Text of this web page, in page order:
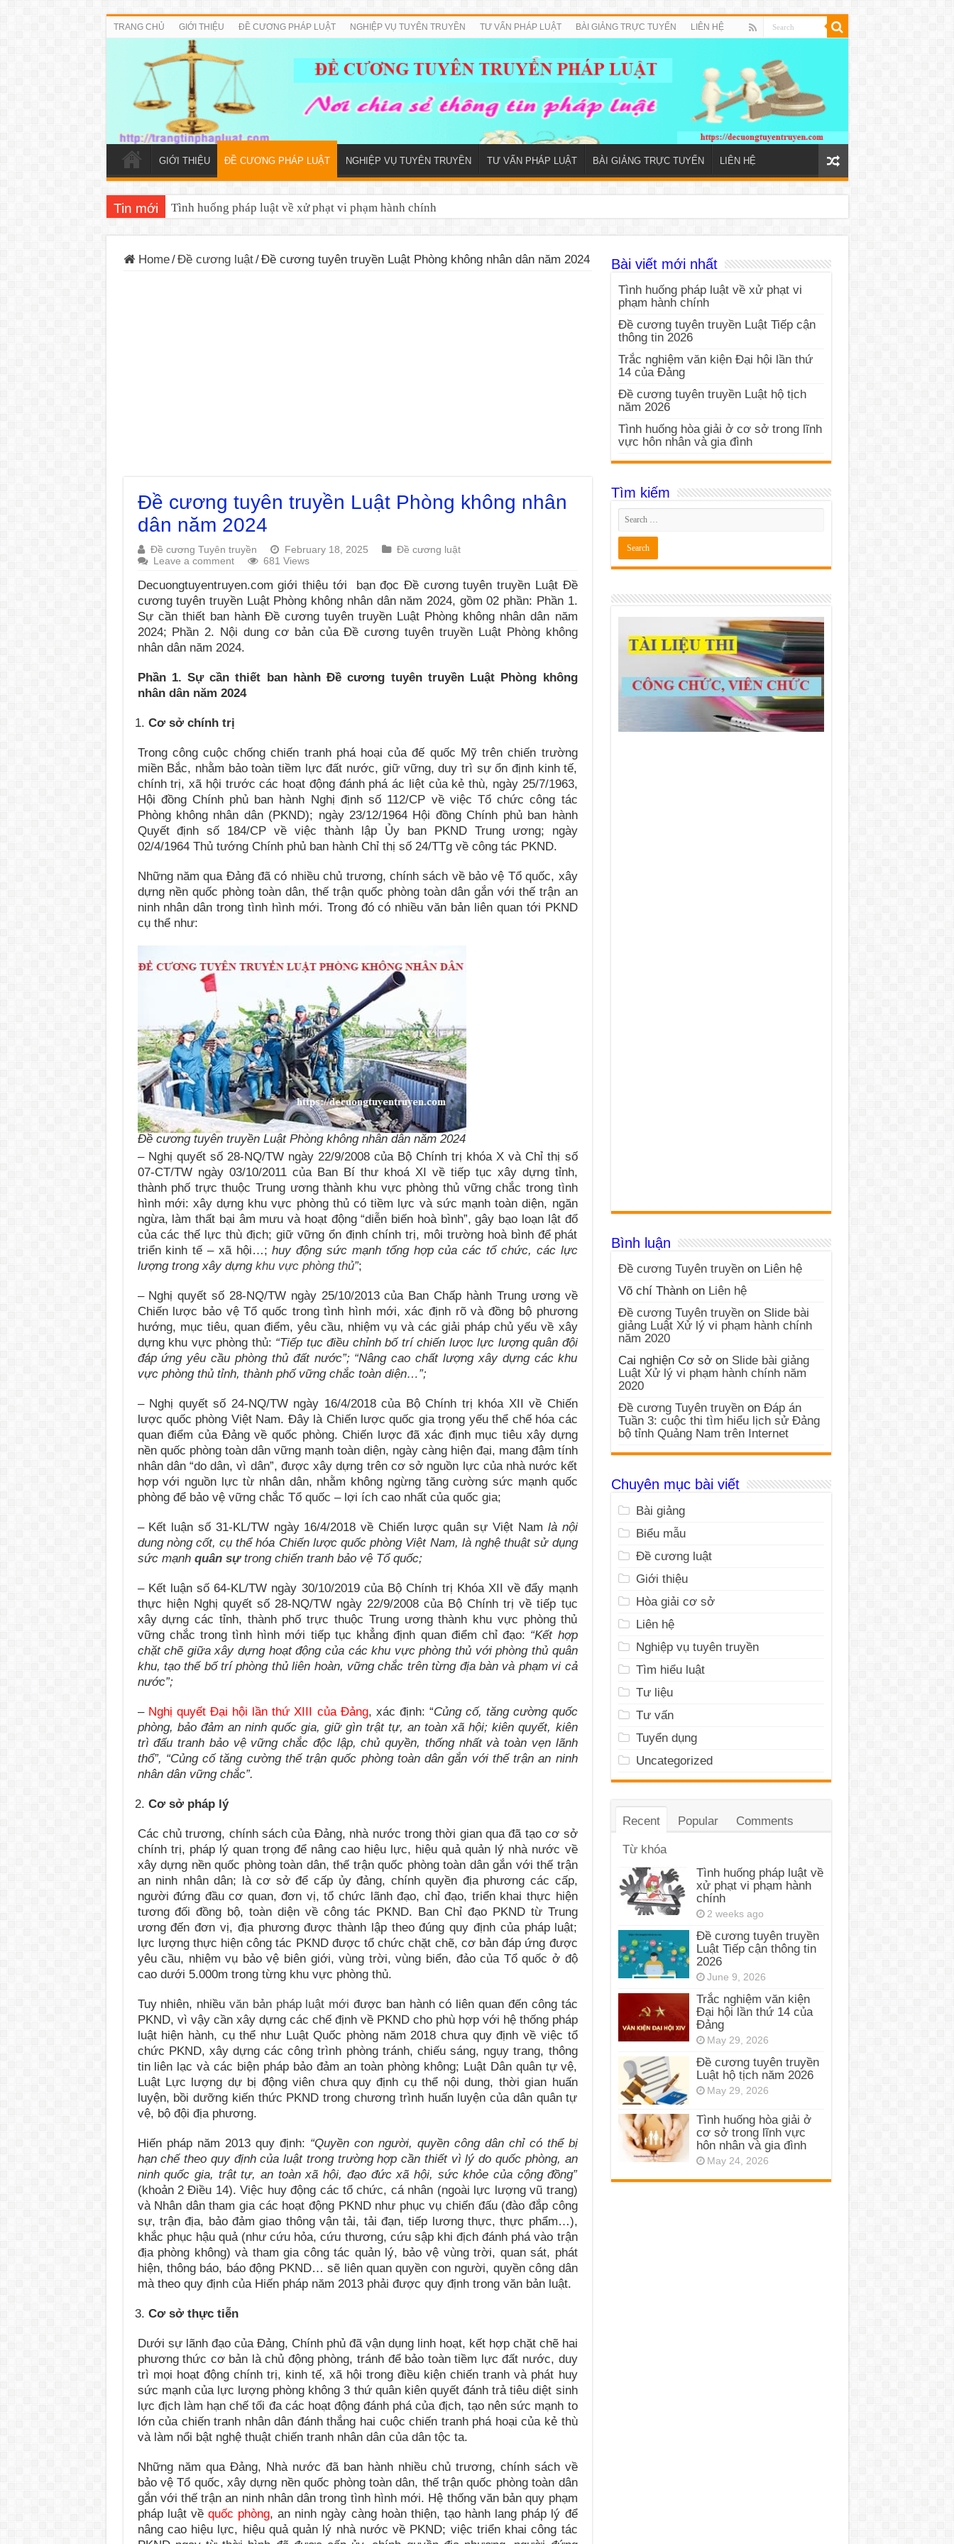
TRANG CHỦ GIỚI THIỆU ĐỀ CƯƠNG PHÁP LUẬT NGHIỆP VỤ TUYÊN TRUYỀN TƯ VẤN PHÁP LUẬT BÀI GIẢNG TRỰC TUYẾN LIÊN HỆ
GIỚI THIỆU ĐỀ CƯƠNG PHÁP LUẬT NGHIỆP VỤ TUYÊN TRUYỀN TƯ VẤN PHÁP LUẬT BÀI GIẢNG TRỰC TUYẾN LIÊN HỆ
Tin mới Tình huống pháp luật về xử phạt vi phạm hành chính
Home/Đề cương luật/Đề cương tuyên truyền Luật Phòng không nhân dân năm 2024
Đề cương tuyên truyền Luật Phòng không nhân
dân năm 2024
Đề cương Tuyên truyền February 18, 2025
Đề cương luật
Leave a comment
681 Views
Decuongtuyentruyen.com giới thiệu tới bạn đọc Đề cương tuyên truyền Luật Đề
cương tuyên truyền Luật Phòng không nhân dân năm 2024, gồm 02 phần: Phần 1.
Sự cần thiết ban hành Đề cương tuyên truyền Luật Phòng không nhân dân năm
2024; Phần 2. Nội dung cơ bản của Đề cương tuyên truyền Luật Phòng không
nhân dân năm 2024.
Phần 1. Sự cần thiết ban hành Đề cương tuyên truyền Luật Phòng không
nhân dân năm 2024
Cơ sở chính trị
Trong công cuộc chống chiến tranh phá hoại của đế quốc Mỹ trên chiến trường
miền Bắc, nhằm bảo toàn tiềm lực đất nước, giữ vững, duy trì sự ổn định kinh tế,
chính trị, xã hội trước các hoạt động đánh phá ác liệt của kẻ thù, ngày 25/7/1963,
Hội đồng Chính phủ ban hành Nghị định số 112/CP về việc Tổ chức công tác
Phòng không nhân dân (PKND); ngày 23/12/1964 Hội đồng Chính phủ ban hành
Quyết định số 184/CP về việc thành lập Ủy ban PKND Trung ương; ngày
02/4/1964 Thủ tướng Chính phủ ban hành Chỉ thị số 24/TTg về công tác PKND.
Những năm qua Đảng đã có nhiều chủ trương, chính sách về bảo vệ Tổ quốc, xây
dựng nền quốc phòng toàn dân, thế trận quốc phòng toàn dân gắn với thế trận an
ninh nhân dân trong tình hình mới. Trong đó có nhiều văn bản liên quan tới PKND
cụ thể như:
Đề cương tuyên truyền Luật Phòng không nhân dân năm 2024
– Nghị quyết số 28-NQ/TW ngày 22/9/2008 của Bộ Chính trị khóa X và Chỉ thị số
07-CT/TW ngày 03/10/2011 của Ban Bí thư khoá XI về tiếp tục xây dựng tỉnh,
thành phố trực thuộc Trung ương thành khu vực phòng thủ vững chắc trong tình
hình mới: xây dựng khu vực phòng thủ có tiềm lực và sức mạnh toàn diện, ngăn
ngừa, làm thất bại âm mưu và hoạt động “diễn biến hoà bình”, gây bạo loạn lật đổ
của các thế lực thù địch; giữ vững ổn định chính trị, môi trường hoà bình để phát
triển kinh tế – xã hội…;huy động sức mạnh tổng hợp của các tổ chức, các lực
lượng trong xây dựng khu vực phòng thủ”;
– Nghị quyết số 28-NQ/TW ngày 25/10/2013 của Ban Chấp hành Trung ương về
Chiến lược bảo vệ Tổ quốc trong tình hình mới, xác định rõ và đồng bộ phương
hướng, mục tiêu, quan điểm, yêu cầu, nhiệm vụ và các giải pháp chủ yếu về xây
dựng khu vực phòng thủ: “Tiếp tục điều chỉnh bố trí chiến lược lực lượng quân đội
đáp ứng yêu cầu phòng thủ đất nước”; “Nâng cao chất lượng xây dựng các khu
vực phòng thủ tỉnh, thành phố vững chắc toàn diện…”;
– Nghị quyết số 24-NQ/TW ngày 16/4/2018 của Bộ Chính trị khóa XII về Chiến
lược quốc phòng Việt Nam. Đây là Chiến lược quốc gia trọng yếu thể chế hóa các
quan điểm của Đảng về quốc phòng. Chiến lược đã xác định mục tiêu xây dựng
nền quốc phòng toàn dân vững mạnh toàn diện, ngày càng hiện đại, mang đậm tính
nhân dân “do dân, vì dân”, được xây dựng trên cơ sở nguồn lực của nhà nước kết
hợp với nguồn lực từ nhân dân, nhằm không ngừng tăng cường sức mạnh quốc
phòng để bảo vệ vững chắc Tổ quốc – lợi ích cao nhất của quốc gia;
– Kết luận số 31-KL/TW ngày 16/4/2018 về Chiến lược quân sự Việt Nam là nội
dung nòng cốt, cụ thể hóa Chiến lược quốc phòng Việt Nam, là nghệ thuật sử dụng
sức mạnh quân sựtrong chiến tranh bảo vệ Tổ quốc;
– Kết luận số 64-KL/TW ngày 30/10/2019 của Bộ Chính trị Khóa XII về đẩy mạnh
thực hiện Nghị quyết số 28-NQ/TW ngày 22/9/2008 của Bộ Chính trị về tiếp tục
xây dựng các tỉnh, thành phố trực thuộc Trung ương thành khu vực phòng thủ
vững chắc trong tình hình mới tiếp tục khẳng định quan điểm chỉ đạo: “Kết hợp
chặt chẽ giữa xây dựng hoạt động của các khu vực phòng thủ với phòng thủ quân
khu, tạo thế bố trí phòng thủ liên hoàn, vững chắc trên từng địa bàn và phạm vi cả
nước”;
– Nghị quyết Đại hội lần thứ XIII của Đảng, xác định: “Củng cố, tăng cường quốc
phòng, bảo đảm an ninh quốc gia, giữ gìn trật tự, an toàn xã hội; kiên quyết, kiên
trì đấu tranh bảo vệ vững chắc độc lập, chủ quyền, thống nhất và toàn vẹn lãnh
thổ”, “Củng cố tăng cường thế trận quốc phòng toàn dân gắn với thế trận an ninh
nhân dân vững chắc”.
Cơ sở pháp lý
Các chủ trương, chính sách của Đảng, nhà nước trong thời gian qua đã tạo cơ sở
chính trị, pháp lý quan trọng để nâng cao hiệu lực, hiệu quả quản lý nhà nước về
xây dựng nền quốc phòng toàn dân, thế trận quốc phòng toàn dân gắn với thế trận
an ninh nhân dân; là cơ sở để cấp ủy đảng, chính quyền địa phương các cấp,
người đứng đầu cơ quan, đơn vị, tổ chức lãnh đạo, chỉ đạo, triển khai thực hiện
tương đối đồng bộ, toàn diện về công tác PKND. Ban Chỉ đạo PKND từ Trung
ương đến đơn vị, địa phương được thành lập theo đúng quy định của pháp luật;
lực lượng thực hiện công tác PKND được tổ chức chặt chẽ, cơ bản đáp ứng được
yêu cầu, nhiệm vụ bảo vệ biên giới, vùng trời, vùng biển, đảo của Tổ quốc ở độ
cao dưới 5.000m trong từng khu vực phòng thủ.
Tuy nhiên, nhiều văn bản pháp luật mới được ban hành có liên quan đến công tác
PKND, vì vậy cần xây dựng các chế định về PKND cho phù hợp với hệ thống pháp
luật hiện hành, cụ thể như Luật Quốc phòng năm 2018 chưa quy định về việc tổ
chức PKND, xây dựng các công trình phòng tránh, chiếu sáng, ngụy trang, thông
tin liên lạc và các biện pháp bảo đảm an toàn phòng không; Luật Dân quân tự vệ,
Luật Lực lượng dự bị động viên chưa quy định cụ thể nội dung, thời gian huấn
luyện, bồi dưỡng kiến thức PKND trong chương trình huấn luyện của dân quân tự
vệ, bộ đội địa phương.
Hiến pháp năm 2013 quy định: “Quyền con người, quyền công dân chỉ có thể bị
hạn chế theo quy định của luật trong trường hợp cần thiết vì lý do quốc phòng, an
ninh quốc gia, trật tự, an toàn xã hội, đạo đức xã hội, sức khỏe của cộng đồng”
(khoản 2 Điều 14). Việc huy động các tổ chức, cá nhân (ngoài lực lượng vũ trang)
và Nhân dân tham gia các hoạt động PKND như phục vụ chiến đấu (đào đắp công
sự, trận địa, bảo đảm giao thông vận tải, tải đạn, tiếp lương thực, thực phẩm…),
khắc phục hậu quả (như cứu hỏa, cứu thương, cứu sập khi địch đánh phá vào trận
địa phòng không) và tham gia công tác quản lý, bảo vệ vùng trời, quan sát, phát
hiện, thông báo, báo động PKND… sẽ liên quan quyền con người, quyền công dân
mà theo quy định của Hiến pháp năm 2013 phải được quy định trong văn bản luật.
Cơ sở thực tiễn
Dưới sự lãnh đạo của Đảng, Chính phủ đã vận dụng linh hoạt, kết hợp chặt chẽ hai
phương thức cơ bản là chủ động phòng, tránh để bảo toàn tiềm lực đất nước, duy
trì mọi hoạt động chính trị, kinh tế, xã hội trong điều kiện chiến tranh và phát huy
sức mạnh của lực lượng phòng không 3 thứ quân kiên quyết đánh trả tiêu diệt sinh
lực địch làm hạn chế tối đa các hoạt động đánh phá của địch, tạo nên sức mạnh to
lớn của chiến tranh nhân dân đánh thắng hai cuộc chiến tranh phá hoại của kẻ thù
và làm nổi bật nghệ thuật chiến tranh nhân dân của dân tộc ta.
Những năm qua Đảng, Nhà nước đã ban hành nhiều chủ trương, chính sách về
bảo vệ Tổ quốc, xây dựng nền quốc phòng toàn dân, thế trận quốc phòng toàn dân
gắn với thế trận an ninh nhân dân trong tình hình mới. Hệ thống văn bản quy phạm
pháp luật về quốc phòng, an ninh ngày càng hoàn thiện, tạo hành lang pháp lý để
nâng cao hiệu lực, hiệu quả quản lý nhà nước về PKND; việc triển khai công tác
Bài viết mới nhất
Tình huống pháp luật về xử phạt vi
phạm hành chính
Đề cương tuyên truyền Luật Tiếp cận
thông tin 2026
Trắc nghiệm văn kiện Đại hội lần thứ
14 của Đảng
Đề cương tuyên truyền Luật hộ tịch
năm 2026
Tình huống hòa giải ở cơ sở trong lĩnh
vực hôn nhân và gia đình
Tìm kiếm
Bình luận
Đề cương Tuyên truyềnon Liên hệ
Võ chí Thànhon Liên hệ
Đề cương Tuyên truyềnon Slide bài
giảng Luật Xử lý vi phạm hành chính
năm 2020
Cai nghiện Cơ sởon Slide bài giảng
Luật Xử lý vi phạm hành chính năm
2020
Đề cương Tuyên truyềnon Đáp án
Tuần 3: cuộc thi tìm hiểu lịch sử Đảng
bộ tỉnh Quảng Nam trên Internet
Chuyên mục bài viết
Bài giảng
Biểu mẫu
Đề cương luật
Giới thiệu
Hòa giải cơ sở
Liên hệ
Nghiệp vụ tuyên truyền
Tìm hiểu luật
Tư liệu
Tư vấn
Tuyển dụng
Uncategorized
Recent Popular Comments
Từ khóa
Tình huống pháp luật về
xử phạt vi phạm hành
chính
2 weeks ago
Đề cương tuyên truyền
Luật Tiếp cận thông tin
2026
June 9, 2026
Trắc nghiệm văn kiện
Đại hội lần thứ 14 của
Đảng
May 29, 2026
Đề cương tuyên truyền
Luật hộ tịch năm 2026
May 29, 2026
Tình huống hòa giải ở
cơ sở trong lĩnh vực
hôn nhân và gia đình
May 24, 2026